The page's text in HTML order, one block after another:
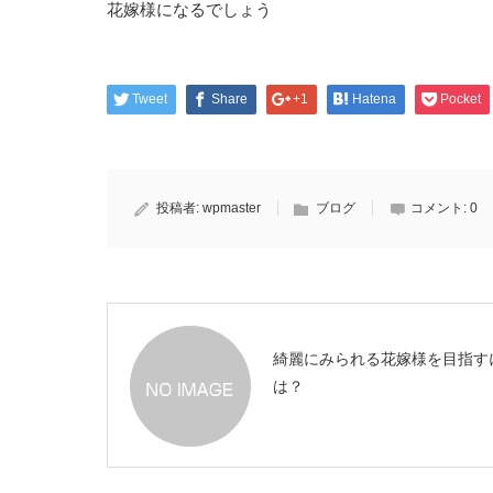
花嫁様になるでしょう
Tweet Share +1 Hatena Pocket
投稿者: wpmaster ブログ コメント: 0
綺麗にみられる花嫁様を目指す
は？